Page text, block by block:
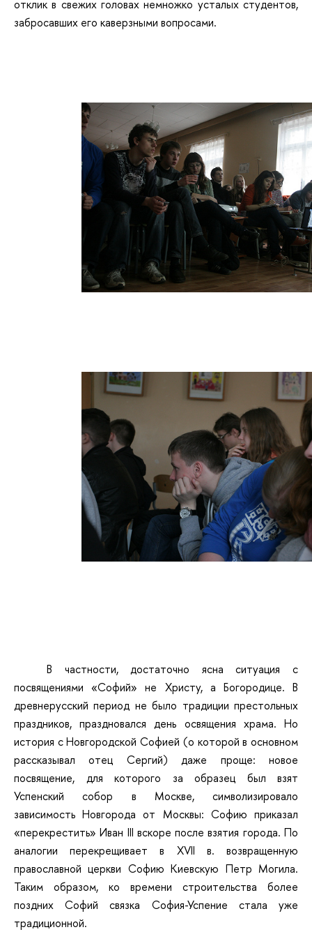
отклик в свежих головах немножко усталых студентов,
забросавших его каверзными вопросами.
В частности, достаточно ясна ситуация с
посвящениями «Софий» не Христу, а Богородице. В
древнерусский период не было традиции престольных
праздников, праздновался день освящения храма. Но
история с Новгородской Софией (о которой в основном
рассказывал отец Сергий) даже проще: новое
посвящение, для которого за образец был взят
Успенский собор в Москве, символизировало
зависимость Новгорода от Москвы: Софию приказал
«перекрестить» Иван III вскоре после взятия города. По
аналогии перекрещивает в XVII в. возвращенную
православной церкви Софию Киевскую Петр Могила.
Таким образом, ко времени строительства более
поздних Софий связка София-Успение стала уже
традиционной.